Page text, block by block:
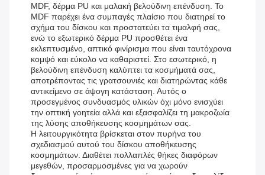
MDF, δέρμα PU και μαλακή βελούδινη επένδυση. Το
MDF παρέχει ένα συμπαγές πλαίσιο που διατηρεί το
σχήμα του δίσκου και προστατεύει τα τιμαλφή σας,
ενώ το εξωτερικό δέρμα PU προσθέτει ένα
εκλεπτυσμένο, απτικό φινίρισμα που είναι ταυτόχρονα
κομψό και εύκολο να καθαριστεί. Στο εσωτερικό, η
βελούδινη επένδυση καλύπτει τα κοσμήματά σας,
αποτρέποντας τις γρατσουνιές και διατηρώντας κάθε
αντικείμενο σε άψογη κατάσταση. Αυτός ο
προσεγμένος συνδυασμός υλικών όχι μόνο ενισχύει
την οπτική γοητεία αλλά και εξασφαλίζει τη μακροζωία
της λύσης αποθήκευσης κοσμημάτων σας.
Η λειτουργικότητα βρίσκεται στον πυρήνα του
σχεδιασμού αυτού του δίσκου αποθήκευσης
κοσμημάτων. Διαθέτει πολλαπλές θήκες διαφόρων
μεγεθών, προσαρμοσμένες για να χωρούν